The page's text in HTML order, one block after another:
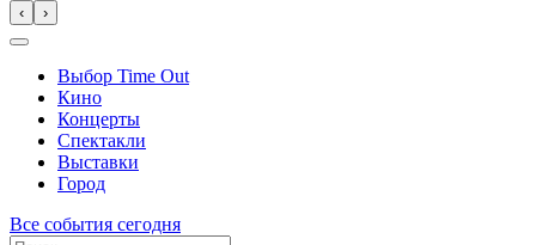
‹ ›
Выбор Time Out
Кино
Концерты
Спектакли
Выставки
Город
Все события сегодня